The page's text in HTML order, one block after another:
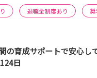
退職金制度あり
の育成サポートで安心し
日